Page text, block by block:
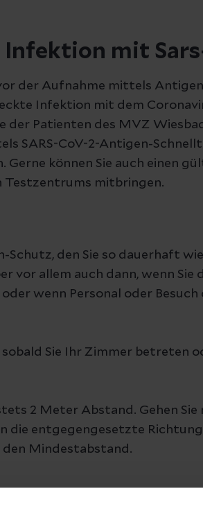
mit
der Aufnahme mittels
Infektion mit dem
der Patienten des MVZ
SARS-CoV-2-Antigen-
können Sie auch einen
Testzentrums mitbringen.
Schutz, den Sie so dauerhaft
vor allem auch dann, wenn Sie
wenn Personal oder Besuch
Sie Ihr Zimmer betreten
2 Meter Abstand. Gehen
die entgegengesetzte
den Mindestabstand.
Nutzung der Nasszelle die